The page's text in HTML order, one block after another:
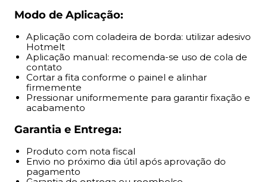
Garantia de entrega ou reembolso
do sol
Modo de Aplicação:
Aplicação com coladeira de borda: utilizar adesivo
Hotmelt
Aplicação manual: recomenda-se uso de cola de
contato
Cortar a fita conforme o painel e alinhar
firmemente
Pressionar uniformemente para garantir fixação e
acabamento
Garantia e Entrega:
Produto com nota fiscal
Envio no próximo dia útil após aprovação do
pagamento